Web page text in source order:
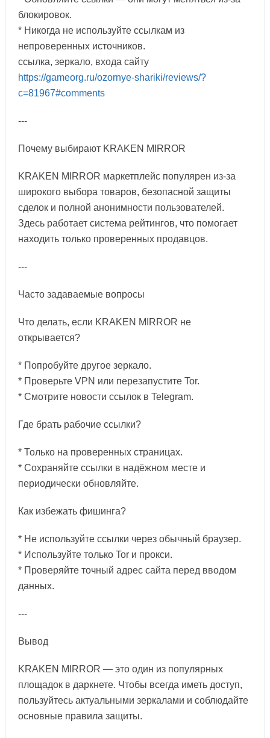
блокировок.
* Никогда не используйте ссылкам из
непроверенных источников.
ссылка, зеркало, входа сайту
https://gameorg.ru/ozornye-shariki/reviews/?
c=81967#comments
---
Почему выбирают KRAKEN MIRROR
KRAKEN MIRROR маркетплейс популярен из-за
широкого выбора товаров, безопасной защиты
сделок и полной анонимности пользователей.
Здесь работает система рейтингов, что помогает
находить только проверенных продавцов.
---
Часто задаваемые вопросы
Что делать, если KRAKEN MIRROR не
открывается?
* Попробуйте другое зеркало.
* Проверьте VPN или перезапустите Tor.
* Смотрите новости ссылок в Telegram.
Где брать рабочие ссылки?
* Только на проверенных страницах.
* Сохраняйте ссылки в надёжном месте и
периодически обновляйте.
Как избежать фишинга?
* Не используйте ссылки через обычный браузер.
* Используйте только Tor и прокси.
* Проверяйте точный адрес сайта перед вводом
данных.
---
Вывод
KRAKEN MIRROR — это один из популярных
площадок в даркнете. Чтобы всегда иметь доступ,
пользуйтесь актуальными зеркалами и соблюдайте
основные правила защиты.